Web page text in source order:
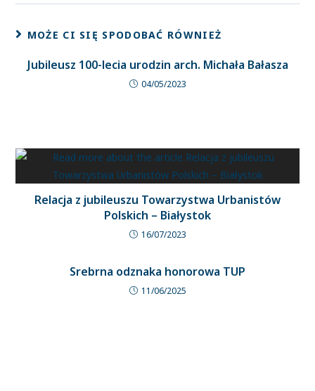
MOŻE CI SIĘ SPODOBAĆ RÓWNIEŻ
Jubileusz 100-lecia urodzin arch. Michała Bałasza
04/05/2023
Relacja z jubileuszu Towarzystwa Urbanistów
Polskich – Białystok
16/07/2023
Srebrna odznaka honorowa TUP
11/06/2025